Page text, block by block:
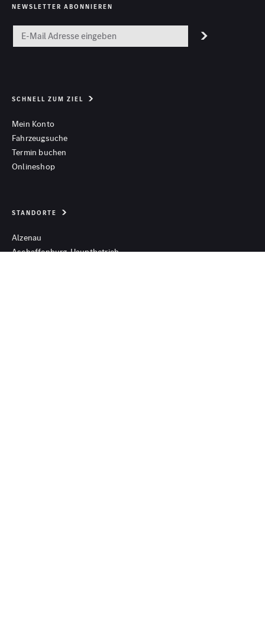
NEWSLETTER ABONNIEREN
SCHNELL ZUM ZIEL
Mein Konto
Fahrzeugsuche
Termin buchen
Onlineshop
STANDORTE
Alzenau
Aschaffenburg-Hauptbetrieb